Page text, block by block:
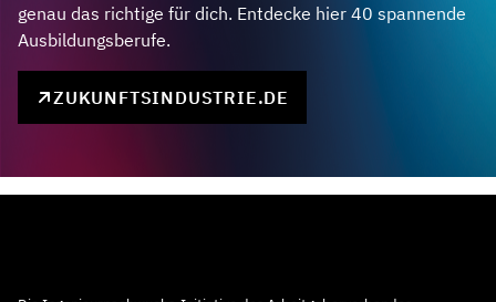
genau das richtige für dich. Entdecke hier 40 spannende
Ausbildungsberufe.
ZUKUNFTSINDUSTRIE.DE